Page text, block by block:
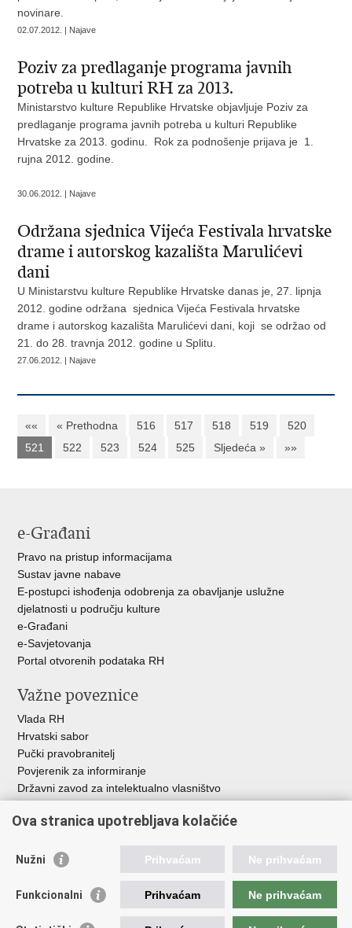
novinare.
02.07.2012. | Najave
Poziv za predlaganje programa javnih
potreba u kulturi RH za 2013.
Ministarstvo kulture Republike Hrvatske objavljuje Poziv za
predlaganje programa javnih potreba u kulturi Republike
Hrvatske za 2013. godinu. Rok za podnošenje prijava je 1.
rujna 2012. godine.
30.06.2012. | Najave
Održana sjednica Vijeća Festivala hrvatske
drame i autorskog kazališta Marulićevi
dani
U Ministarstvu kulture Republike Hrvatske danas je, 27. lipnja
2012. godine održana sjednica Vijeća Festivala hrvatske
drame i autorskog kazališta Marulićevi dani, koji se održao od
21. do 28. travnja 2012. godine u Splitu.
27.06.2012. | Najave
«« « Prethodna 516 517 518 519
520
521
522 523 524 525 Sljedeća » »»
e-Građani
Pravo na pristup informacijama
Sustav javne nabave
E-postupci ishođenja odobrenja za obavljanje uslužne
djelatnosti u području kulture
e-Građani
e-Savjetovanja
Portal otvorenih podataka RH
Važne poveznice
Vlada RH
Hrvatski sabor
Pučki pravobranitelj
Povjerenik za informiranje
Državni zavod za intelektualno vlasništvo
HAKOM
Ostale poveznice
Hrvatski audiovizualni centar
Ova stranica upotrebljava kolačiće
Nužni Prihvaćam Ne prihvaćam
Funkcionalni Prihvaćam Ne prihvaćam